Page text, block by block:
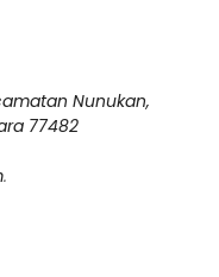
Nunukan,
77482
.